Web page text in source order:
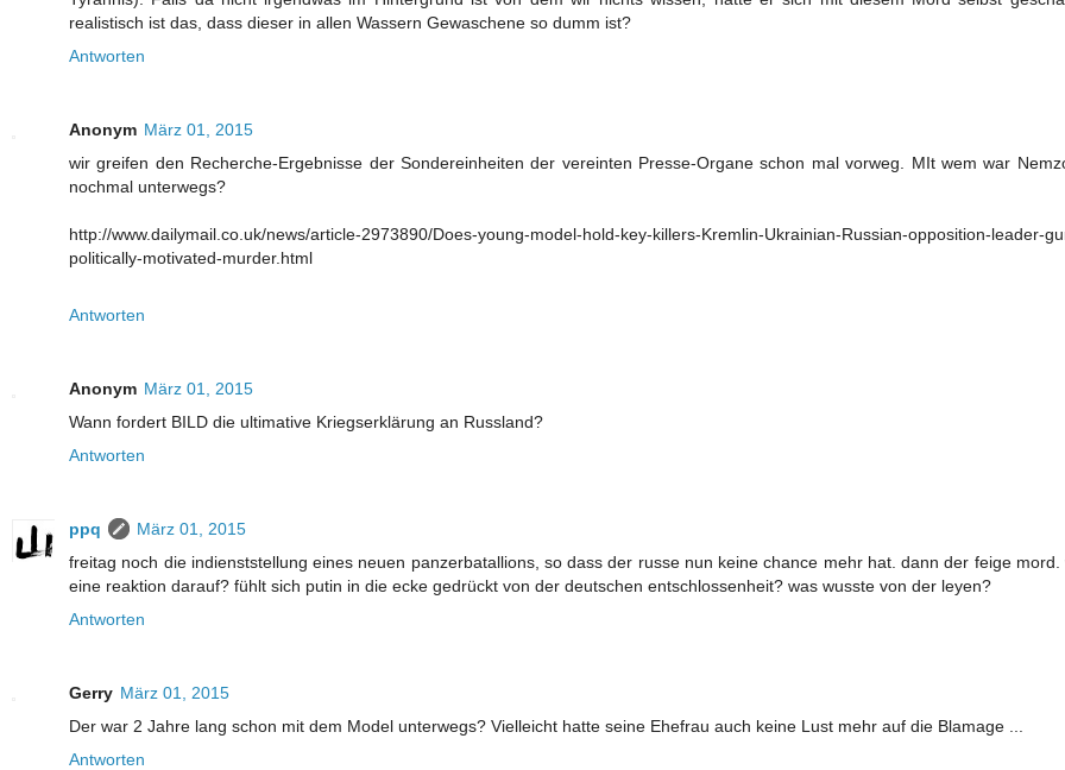
realistisch ist das, dass dieser in allen Wassern Gewaschene so dumm ist?
Antworten
Anonym März 01, 2015
wir greifen den Recherche-Ergebnisse der Sondereinheiten der vereinten Presse-Organe schon mal vorweg. MIt wem war
nochmal unterwegs?
http://www.dailymail.co.uk/news/article-2973890/Does-young-model-hold-key-killers-Kremlin-Ukrainian-Russian-opposition-leader-
politically-motivated-murder.html
Antworten
Anonym März 01, 2015
Wann fordert BILD die ultimative Kriegserklärung an Russland?
Antworten
ppq
März 01, 2015
freitag noch die indienststellung eines neuen panzerbatallions, so dass der russe nun keine chance mehr hat. dann der feige mord.
eine reaktion darauf? fühlt sich putin in die ecke gedrückt von der deutschen entschlossenheit? was wusste von der leyen?
Antworten
Gerry März 01, 2015
Der war 2 Jahre lang schon mit dem Model unterwegs? Vielleicht hatte seine Ehefrau auch keine Lust mehr auf die Blamage ...
Antworten